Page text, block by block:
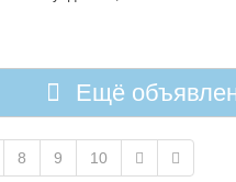
Ещё
8 9 10